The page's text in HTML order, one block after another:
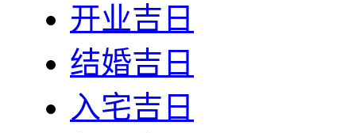
开业吉日
结婚吉日
入宅吉日